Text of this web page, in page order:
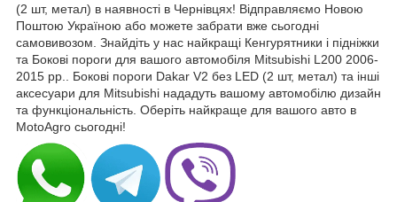
(2 шт, метал) в наявності в Чернівцях! Відправляємо Новою
Поштою Україною або можете забрати вже сьогодні
самовивозом. Знайдіть у нас найкращі Кенгурятники і підніжки
та Бокові пороги для вашого автомобіля Mitsubishi L200 2006-
2015 рр.. Бокові пороги Dakar V2 без LED (2 шт, метал) та інші
аксесуари для Mitsubishi нададуть вашому автомобілю дизайн
та функціональність. Оберіть найкраще для вашого авто в
MotoAgro сьогодні!